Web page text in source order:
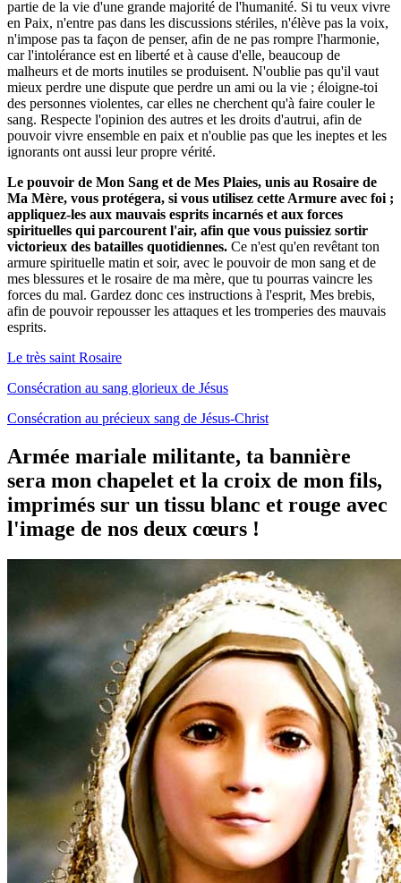
partie de la vie d'une grande majorité de l'humanité. Si tu veux vivre
en Paix, n'entre pas dans les discussions stériles, n'élève pas la voix,
n'impose pas ta façon de penser, afin de ne pas rompre l'harmonie,
car l'intolérance est en liberté et à cause d'elle, beaucoup de
malheurs et de morts inutiles se produisent. N'oublie pas qu'il vaut
mieux perdre une dispute que perdre un ami ou la vie ; éloigne-toi
des personnes violentes, car elles ne cherchent qu'à faire couler le
sang. Respecte l'opinion des autres et les droits d'autrui, afin de
pouvoir vivre ensemble en paix et n'oublie pas que les ineptes et les
ignorants ont aussi leur propre vérité.
Le pouvoir de Mon Sang et de Mes Plaies, unis au Rosaire de
Ma Mère, vous protégera, si vous utilisez cette Armure avec foi ;
appliquez-les aux mauvais esprits incarnés et aux forces
spirituelles qui parcourent l'air, afin que vous puissiez sortir
victorieux des batailles quotidiennes. Ce n'est qu'en revêtant ton
armure spirituelle matin et soir, avec le pouvoir de mon sang et de
mes blessures et le rosaire de ma mère, que tu pourras vaincre les
forces du mal. Gardez donc ces instructions à l'esprit, Mes brebis,
afin de pouvoir repousser les attaques et les tromperies des mauvais
esprits.
Le très saint Rosaire
Consécration au sang glorieux de Jésus
Consécration au précieux sang de Jésus-Christ
Armée mariale militante, ta bannière
sera mon chapelet et la croix de mon fils,
imprimés sur un tissu blanc et rouge avec
l'image de nos deux cœurs !